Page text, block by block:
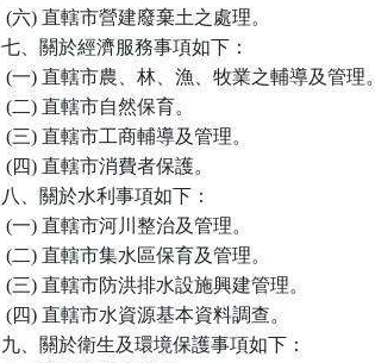
(六) 直轄市營建廢棄土之處理。
七、關於經濟服務事項如下：
(一) 直轄市農、林、漁、牧業之輔導及管理。
(二) 直轄市自然保育。
(三) 直轄市工商輔導及管理。
(四) 直轄市消費者保護。
八、關於水利事項如下：
(一) 直轄市河川整治及管理。
(二) 直轄市集水區保育及管理。
(三) 直轄市防洪排水設施興建管理。
(四) 直轄市水資源基本資料調查。
九、關於衛生及環境保護事項如下：